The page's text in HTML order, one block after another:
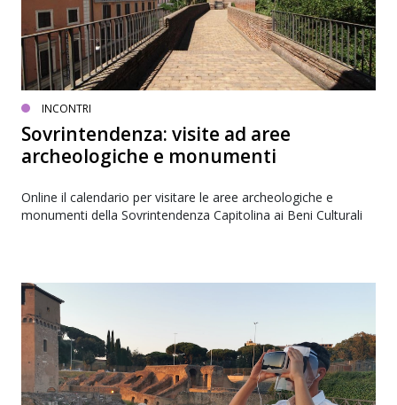
INCONTRI
Sovrintendenza: visite ad aree
archeologiche e monumenti
Online il calendario per visitare le aree archeologiche e
monumenti della Sovrintendenza Capitolina ai Beni Culturali